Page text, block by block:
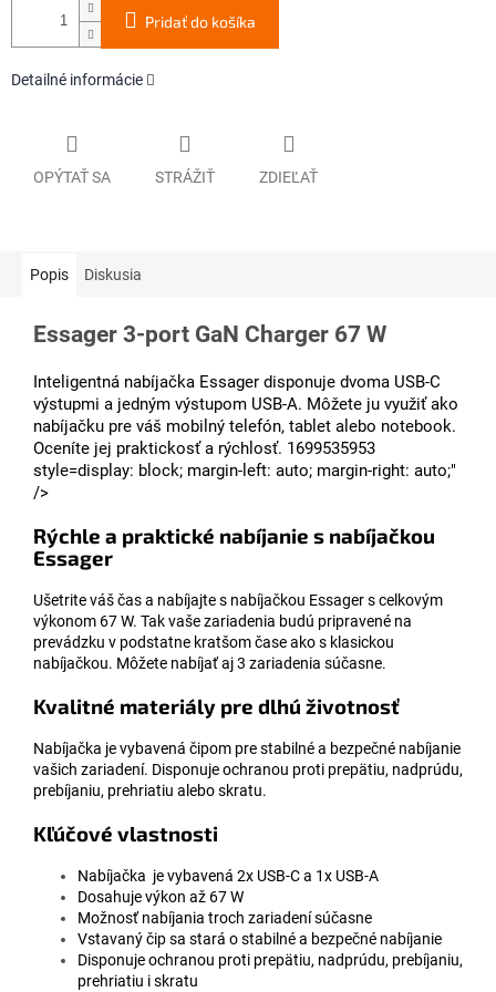
Pridať do košíka
Detailné informácie
OPÝTAŤ SA STRÁŽIŤ ZDIEĽAŤ
Popis Diskusia
Essager 3-port GaN Charger 67 W
Inteligentná nabíjačka Essager disponuje dvoma USB-C
výstupmi a jedným výstupom USB-A. Môžete ju využiť ako
nabíjačku pre váš mobilný telefón, tablet alebo notebook.
Oceníte jej praktickosť a rýchlosť. 1699535953
style=display: block; margin-left: auto; margin-right: auto;"
/>
Rýchle a praktické nabíjanie s nabíjačkou
Essager
Ušetrite váš čas a nabíjajte s nabíjačkou Essager s celkovým
výkonom 67 W. Tak vaše zariadenia budú pripravené na
prevádzku v podstatne kratšom čase ako s klasickou
nabíjačkou. Môžete nabíjať aj 3 zariadenia súčasne.
Kvalitné materiály pre dlhú životnosť
Nabíjačka je vybavená čipom pre stabilné a bezpečné nabíjanie
vašich zariadení. Disponuje ochranou proti prepätiu, nadprúdu,
prebíjaniu, prehriatiu alebo skratu.
Kľúčové vlastnosti
Nabíjačka je vybavená 2x USB-C a 1x USB-A
Dosahuje výkon až 67 W
Možnosť nabíjania troch zariadení súčasne
Vstavaný čip sa stará o stabilné a bezpečné nabíjanie
Disponuje ochranou proti prepätiu, nadprúdu, prebíjaniu,
prehriatiu i skratu